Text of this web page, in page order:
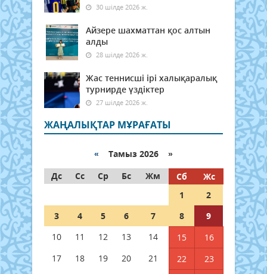
30 шілде 2026 ж.
Айзере шахматтан қос алтын
алды
28 шілде 2026 ж.
Жас теннисші ірі халықаралық
турнирде үздіктер
27 шілде 2026 ж.
ЖАҢАЛЫҚТАР МҰРАҒАТЫ
« Тамыз 2026 »
Дс
Сс Ср Бс Жм Сб
Жс
1
2
3
4 5 6 7 8
9
10
11 12 13 14 15
16
17
18 19 20 21 22
23